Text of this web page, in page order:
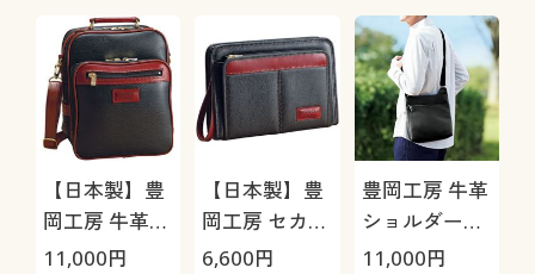
【日本製】豊
岡工房 牛革使
いバッグ
11,000円
【日本製】豊
岡工房 セカン
ドバッグ
6,600円
豊岡工房 牛革
ショルダーバ
ッグ
11,000円